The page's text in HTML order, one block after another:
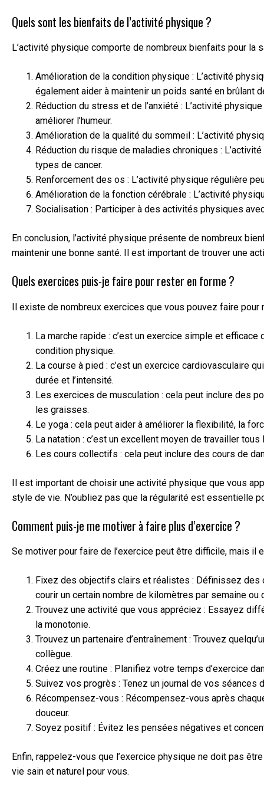
Quels sont les bienfaits de l’activité physique ?
L’activité physique comporte de nombreux bienfaits pour
Amélioration de la condition physique : L’activité
également aider à maintenir un poids santé en brûlant
Réduction du stress et de l’anxiété : L’activité
améliorer l’humeur.
Amélioration de la qualité du sommeil : L’activité
Réduction du risque de maladies chroniques :
types de cancer.
Renforcement des os : L’activité physique régulière
Amélioration de la fonction cérébrale : L’activité
Socialisation : Participer à des activités physiques
En conclusion, l’activité physique présente de nombreux
maintenir une bonne santé. Il est important de trouver une
Quels exercices puis-je faire pour rester en forme ?
Il existe de nombreux exercices que vous pouvez faire
La marche rapide : c’est un exercice simple et
condition physique.
La course à pied : c’est un exercice cardiovasculaire
durée et l’intensité.
Les exercices de musculation : cela peut inclure des
les graisses.
Le yoga : cela peut aider à améliorer la flexibilité, la
La natation : c’est un excellent moyen de travailler
Les cours collectifs : cela peut inclure des cours de
Il est important de choisir une activité physique que vous
style de vie. N’oubliez pas que la régularité est essentielle
Comment puis-je me motiver à faire plus d’exercice ?
Se motiver pour faire de l’exercice peut être difficile, mais
Fixez des objectifs clairs et réalistes : Définissez des
courir un certain nombre de kilomètres par semaine
Trouvez une activité que vous appréciez : Essayez
la monotonie.
Trouvez un partenaire d’entraînement : Trouvez
collègue.
Créez une routine : Planifiez votre temps d’exercice
Suivez vos progrès : Tenez un journal de vos
Récompensez-vous : Récompensez-vous après
douceur.
Soyez positif : Évitez les pensées négatives et
Enfin, rappelez-vous que l’exercice physique ne doit pas
vie sain et naturel pour vous.